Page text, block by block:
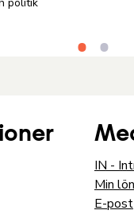
IN -
Min lön
E-post